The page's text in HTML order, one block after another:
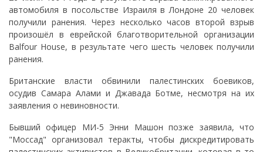
автомобиля в посольстве Израиля в Лондоне 20 человек
получили ранения. Через несколько часов второй взрыв
произошёл в еврейской благотворительной организации
Balfour House, в результате чего шесть человек получили
ранения.
Британские власти обвинили палестинских боевиков,
осудив Самара Алами и Джавада Ботме, несмотря на их
заявления о невиновности.
Бывший офицер МИ-5 Энни Машон позже заявила, что
"Моссад" организовал теракты, чтобы дискредитировать